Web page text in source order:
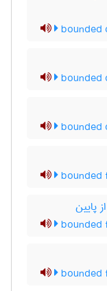
bounded
bounded
bounded
پایین
bounded